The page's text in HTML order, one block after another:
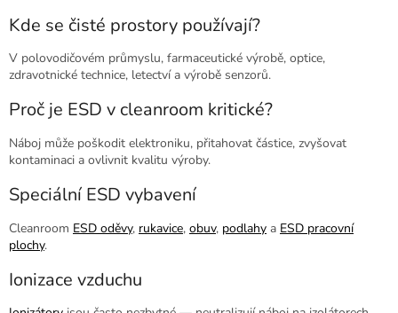
Kde se čisté prostory používají?
V polovodičovém průmyslu, farmaceutické výrobě, optice,
zdravotnické technice, letectví a výrobě senzorů.
Proč je ESD v cleanroom kritické?
Náboj může poškodit elektroniku, přitahovat částice, zvyšovat
kontaminaci a ovlivnit kvalitu výroby.
Speciální ESD vybavení
Cleanroom ESD oděvy, rukavice, obuv, podlahy a ESD pracovní
plochy.
Ionizace vzduchu